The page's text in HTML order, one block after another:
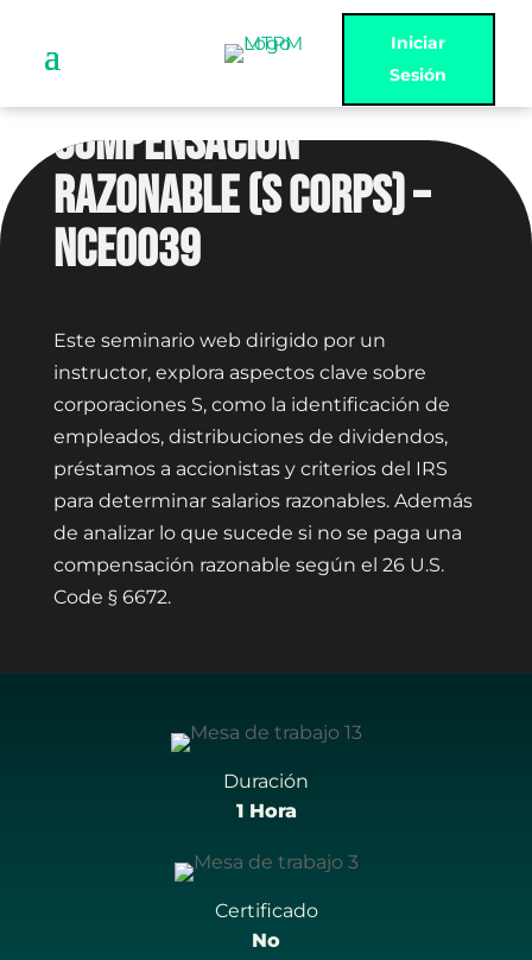
Iniciar
Sesión
COMPENSACIÓN
RAZONABLE (S CORPS) –
NCE0039
Este seminario web dirigido por un
instructor, explora aspectos clave sobre
corporaciones S, como la identificación de
empleados, distribuciones de dividendos,
préstamos a accionistas y criterios del IRS
para determinar salarios razonables. Además
de analizar lo que sucede si no se paga una
compensación razonable según el 26 U.S.
Code § 6672.
Duración
1 Hora
Certificado
No